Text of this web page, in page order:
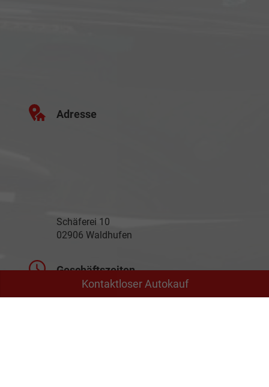
Kontaktloser Autokauf
Adresse
Schäferei 10
02906 Waldhufen
Geschäftszeiten